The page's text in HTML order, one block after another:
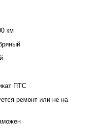
км
ПТС
ремонт или не на